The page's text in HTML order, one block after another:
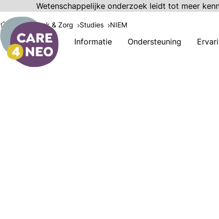
Informatie Ondersteuning
Wetenschappelijke onderzoek leidt tot meer
Onderzoek & Zorg Studies NIEM